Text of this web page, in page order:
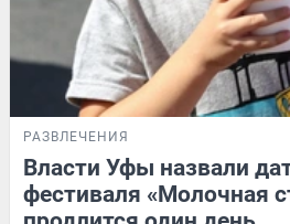
РАЗВЛЕЧЕНИЯ
Власти Уфы назвали
фестиваля «Молочная